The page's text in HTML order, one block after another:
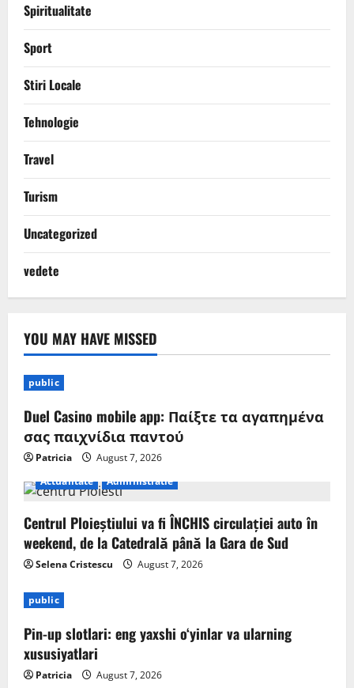
Spiritualitate
Sport
Stiri Locale
Tehnologie
Travel
Turism
Uncategorized
vedete
YOU MAY HAVE MISSED
public
Duel Casino mobile app: Παίξτε τα αγαπημένα
σας παιχνίδια παντού
Patricia
August 7, 2026
Actualitate
Administratie
Centrul Ploieștiului va fi ÎNCHIS circulației auto în
weekend, de la Catedrală până la Gara de Sud
Selena Cristescu August 7, 2026
public
Pin-up slotlari: eng yaxshi o‘yinlar va ularning
xususiyatlari
Patricia August 7, 2026